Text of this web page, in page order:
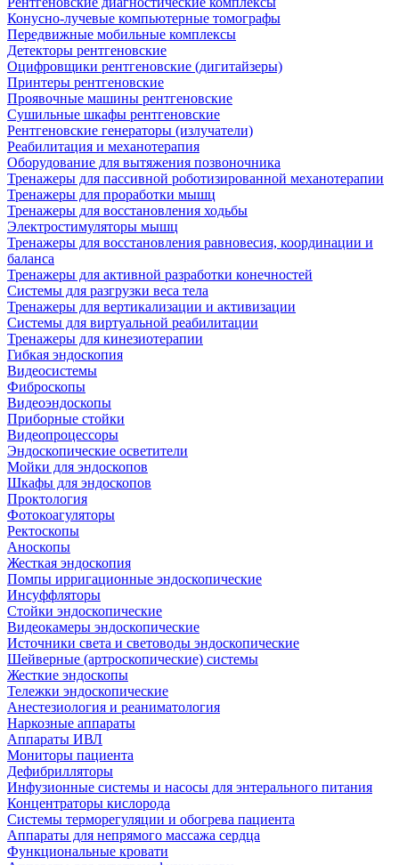
Конусно-лучевые компьютерные томографы
Передвижные мобильные комплексы
Детекторы рентгеновские
Оцифровщики рентгеновские (дигитайзеры)
Принтеры рентгеновские
Проявочные машины рентгеновские
Сушильные шкафы рентгеновские
Рентгеновские генераторы (излучатели)
Реабилитация и механотерапия
Оборудование для вытяжения позвоночника
Тренажеры для пассивной роботизированной механотерапии
Тренажеры для проработки мышц
Тренажеры для восстановления ходьбы
Электростимуляторы мышц
Тренажеры для восстановления равновесия, координации и
баланса
Тренажеры для активной разработки конечностей
Системы для разгрузки веса тела
Тренажеры для вертикализации и активизации
Системы для виртуальной реабилитации
Тренажеры для кинезиотерапии
Гибкая эндоскопия
Видеосистемы
Фиброскопы
Видеоэндоскопы
Приборные стойки
Видеопроцессоры
Эндоскопические осветители
Мойки для эндоскопов
Шкафы для эндоскопов
Проктология
Фотокоагуляторы
Ректоскопы
Аноскопы
Жесткая эндоскопия
Помпы ирригационные эндоскопические
Инсуффляторы
Стойки эндоскопические
Видеокамеры эндоскопические
Источники света и световоды эндоскопические
Шейверные (артроскопические) системы
Жесткие эндоскопы
Тележки эндоскопические
Анестезиология и реаниматология
Наркозные аппараты
Аппараты ИВЛ
Мониторы пациента
Дефибрилляторы
Инфузионные системы и насосы для энтерального питания
Концентраторы кислорода
Системы терморегуляции и обогрева пациента
Аппараты для непрямого массажа сердца
Функциональные кровати